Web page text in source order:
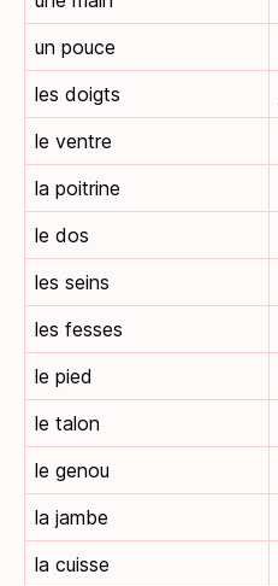
un pouce
les doigts
le ventre
la poitrine
le dos
les seins
les fesses
le pied
le talon
le genou
la jambe
la cuisse